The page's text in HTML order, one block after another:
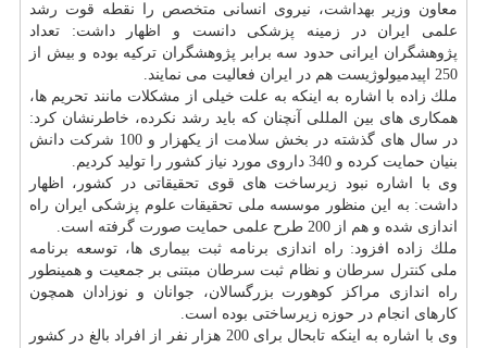
معاون وزیر بهداشت، نیروی انسانی متخصص را نقطه قوت رشد
علمی ایران در زمینه پزشكی دانست و اظهار داشت: تعداد
پژوهشگران ایرانی حدود سه برابر پژوهشگران تركیه بوده و بیش از
250 اپیدمیولوژیست هم در ایران فعالیت می نمایند.
ملك زاده با اشاره به اینكه به علت خیلی از مشكلات مانند تحریم ها،
همكاری های بین المللی آنچنان كه باید رشد نكرده، خاطرنشان كرد:
در سال های گذشته در بخش سلامت
از یكهزار و 100 شركت دانش
بنیان حمایت كرده و 340 داروی مورد نیاز كشور را تولید كردیم.
وی با اشاره نبود زیرساخت های قوی تحقیقاتی در كشور، اظهار
داشت: به این منظور موسسه ملی تحقیقات علوم پزشكی ایران راه
اندازی شده و هم از 200 طرح علمی حمایت صورت گرفته است.
ملك زاده افزود: راه اندازی برنامه ثبت بیماری ها، توسعه برنامه
ملیكنترل سرطان و نظام ثبت سرطان مبتنی بر جمعیت و همینطور
راه اندازی مراكز كوهورت بزرگسالان، جوانان و نوزادان همچون
كارهای انجام در حوزه زیرساختی بوده است.
وی با اشاره به اینكه تابحال برای 200 هزار نفر از افراد بالغ در كشور